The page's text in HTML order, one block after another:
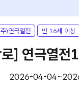
)연극열전 만 16세 이상
] 연극열전
2026-04-